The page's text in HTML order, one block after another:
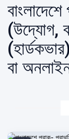
(উদ্যোগ,
বা